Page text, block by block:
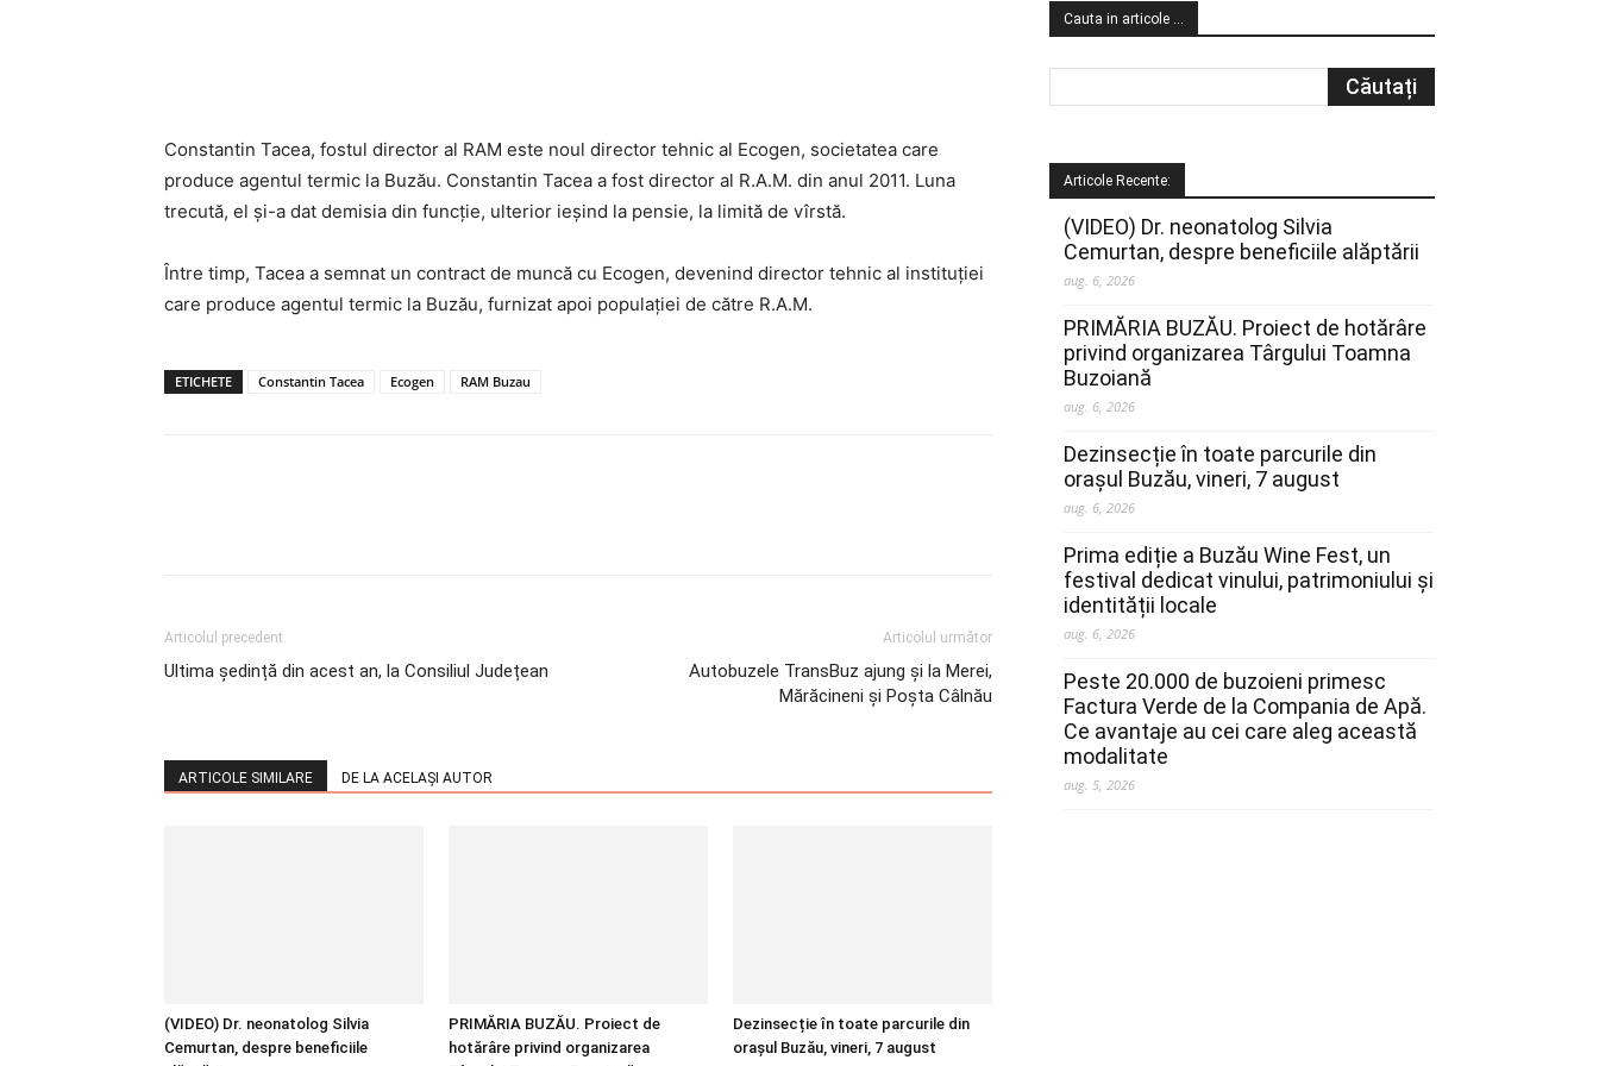
Constantin Tacea, fostul director al RAM este noul director tehnic al Ecogen, societatea care
produce agentul termic la Buzău. Constantin Tacea a fost director al R.A.M. din anul 2011. Luna
trecută, el și-a dat demisia din funcție, ulterior ieșind la pensie, la limită de vîrstă.
Între timp, Tacea a semnat un contract de muncă cu Ecogen, devenind director tehnic al instituției
care produce agentul termic la Buzău, furnizat apoi populației de către R.A.M.
ETICHETE Constantin Tacea Ecogen RAM Buzau
Articolul precedent
Ultima ședință din acest an, la Consiliul Județean
Articolul următor
Autobuzele TransBuz ajung și la Merei,
Mărăcineni și Poșta Câlnău
ARTICOLE SIMILARE DE LA ACELAȘI AUTOR
(VIDEO) Dr. neonatolog Silvia
Cemurtan, despre beneficiile
PRIMĂRIA BUZĂU. Proiect de
hotărâre privind organizarea
Dezinsecție în toate parcurile din
orașul Buzău, vineri, 7 august
Cauta in articole …
Articole Recente:
(VIDEO) Dr. neonatolog Silvia
Cemurtan, despre beneficiile alăptării
aug. 6, 2026
PRIMĂRIA BUZĂU. Proiect de hotărâre
privind organizarea Târgului Toamna
Buzoiană
aug. 6, 2026
Dezinsecție în toate parcurile din
orașul Buzău, vineri, 7 august
aug. 6, 2026
Prima ediție a Buzău Wine Fest, un
festival dedicat vinului, patrimoniului și
identității locale
aug. 6, 2026
Peste 20.000 de buzoieni primesc
Factura Verde de la Compania de Apă.
Ce avantaje au cei care aleg această
modalitate
aug. 5, 2026